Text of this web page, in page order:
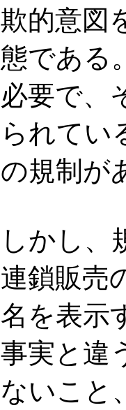
欺的意図
態である
必要で、
られてい
の規制が
しかし、
連鎖販売
名を表示
事実と違
ないこと